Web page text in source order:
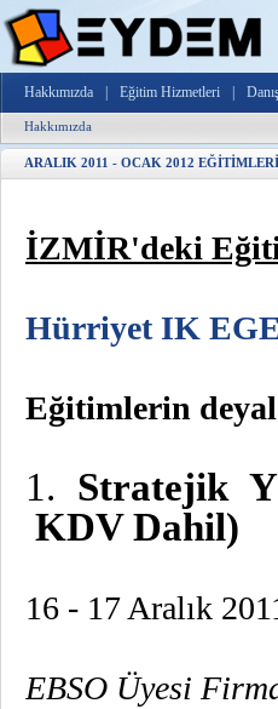
Hakkımızda Eğitim Hizmetleri
Hakkımızda
ARALIK 2011 - OCAK 2012
İZMİR'deki
Hürriyet IK EGE
Eğitimlerin
1. Stratejik
KDV Dahil)
16 - 17 Aralık
EBSO Üyesi